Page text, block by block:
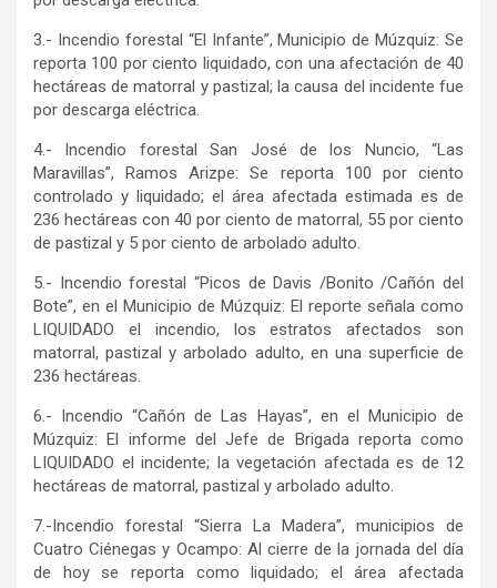
3.- Incendio forestal “El Infante”, Municipio de Múzquiz: Se
reporta 100 por ciento liquidado, con una afectación de 40
hectáreas de matorral y pastizal; la causa del incidente fue
por descarga eléctrica.
4.- Incendio forestal San José de los Nuncio, “Las
Maravillas”, Ramos Arizpe: Se reporta 100 por ciento
controlado y liquidado; el área afectada estimada es de
236 hectáreas con 40 por ciento de matorral, 55 por ciento
de pastizal y 5 por ciento de arbolado adulto.
5.- Incendio forestal “Picos de Davis /Bonito /Cañón del
Bote”, en el Municipio de Múzquiz: El reporte señala como
LIQUIDADO el incendio, los estratos afectados son
matorral, pastizal y arbolado adulto, en una superficie de
236 hectáreas.
6.- Incendio “Cañón de Las Hayas”, en el Municipio de
Múzquiz: El informe del Jefe de Brigada reporta como
LIQUIDADO el incidente; la vegetación afectada es de 12
hectáreas de matorral, pastizal y arbolado adulto.
7.-Incendio forestal “Sierra La Madera”, municipios de
Cuatro Ciénegas y Ocampo: Al cierre de la jornada del día
de hoy se reporta como liquidado; el área afectada